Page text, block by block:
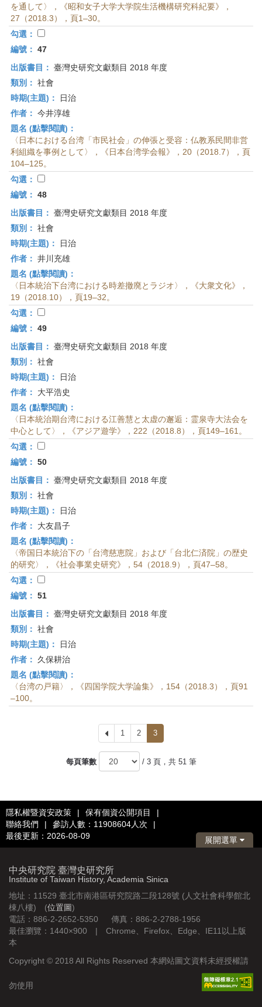
を通して〉，《昭和女子大学大学院生活機構研究科紀要》，
27（2018.3），頁1–30。
勾選：
編號： 47
出版書目： 臺灣史研究文獻類目 2018 年度
類別： 社會
時期(主題)：
日治
作者： 今井淳雄
題名 (點擊閱讀)：
〈日本における台湾「市民社会」の伸張と受容：仏教系民間非営
利組織を事例として〉，《日本台湾学会報》，20（2018.7），頁
104–125。
勾選：
編號： 48
出版書目： 臺灣史研究文獻類目 2018 年度
類別： 社會
時期(主題)：
日治
作者： 井川充雄
題名 (點擊閱讀)：
〈日本統治下台湾における時差撤廃とラジオ〉，《大衆文化》，
19（2018.10），頁19–32。
勾選：
編號： 49
出版書目： 臺灣史研究文獻類目 2018 年度
類別： 社會
時期(主題)：
日治
作者：
大平浩史
題名 (點擊閱讀)：
〈日本統治期台湾における江善慧と太虚の邂逅：霊泉寺大法会を
中心として〉，《アジア遊学》，222（2018.8），頁149–161。
勾選：
編號： 50
出版書目： 臺灣史研究文獻類目 2018 年度
類別： 社會
時期(主題)：
日治
作者：
大友昌子
題名 (點擊閱讀)：
〈帝国日本統治下の「台湾慈恵院」および「台北仁済院」の歴史
的研究〉，《社会事業史研究》，54（2018.9），頁47–58。
勾選：
編號： 51
出版書目： 臺灣史研究文獻類目 2018 年度
類別： 社會
時期(主題)：
日治
作者：
久保耕治
題名 (點擊閱讀)：
〈台湾の戸籍〉，《四国学院大学論集》，154（2018.3），頁91
–100。
上
一
頁
1 2 3
每頁筆數 / 3 頁，共 51 筆
隱私權暨資安政策 | 保有個資公開項目
|
聯絡我們
| 參訪人數：11908604人次
|
最後更新：2026-08-09
展開選單
中央研究院 臺灣史研究所
Institute of Taiwan History, Academia Sinica
地址：11529 臺北市南港區研究院路二段128號 (人文社會科學館北
棟八樓) (位置圖)
電話：886-2-2652-5350 傳真：886-2-2788-1956
最佳瀏覽：1440×900 | Chrome、Firefox、Edge、IE11以上版
本
Copyright © 2018 All Rights Reserved 本網站圖文資料未經授權請
勿使用